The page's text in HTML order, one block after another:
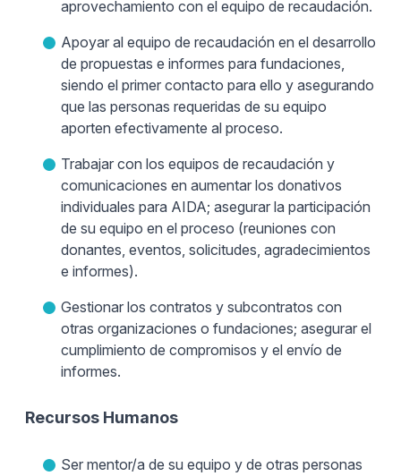
aprovechamiento con el equipo de recaudación.
Apoyar al equipo de recaudación en el desarrollo
de propuestas e informes para fundaciones,
siendo el primer contacto para ello y asegurando
que las personas requeridas de su equipo
aporten efectivamente al proceso.
Trabajar con los equipos de recaudación y
comunicaciones en aumentar los donativos
individuales para AIDA; asegurar la participación
de su equipo en el proceso (reuniones con
donantes, eventos, solicitudes, agradecimientos
e informes).
Gestionar los contratos y subcontratos con
otras organizaciones o fundaciones; asegurar el
cumplimiento de compromisos y el envío de
informes.
Recursos Humanos
Ser mentor/a de su equipo y de otras personas